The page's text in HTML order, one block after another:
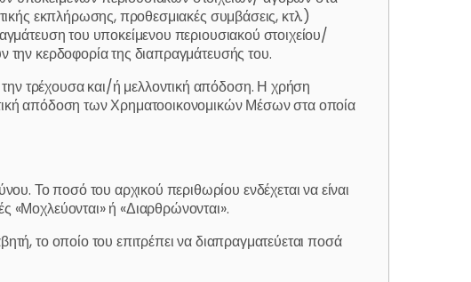
εκπλήρωσης, προθεσμιακές συμβάσεις, κτλ.)
του υποκείμενου περιουσιακού στοιχείου/
την κερδοφορία της διαπραγμάτευσής του.
τρέχουσα και/ή μελλοντική απόδοση. Η χρήση
απόδοση των Χρηματοοικονομικών Μέσων στα οποία
Το ποσό του αρχικού περιθωρίου ενδέχεται να είναι
«Μοχλεύονται» ή «Διαρθρώνονται».
το οποίο του επιτρέπει να διαπραγματεύεται ποσά